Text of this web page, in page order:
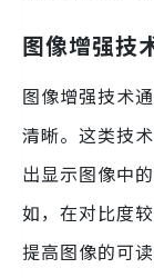
图像增强技
图像增强技术
清晰。这类技
出显示图像中
如，在对比度
提高图像的可读